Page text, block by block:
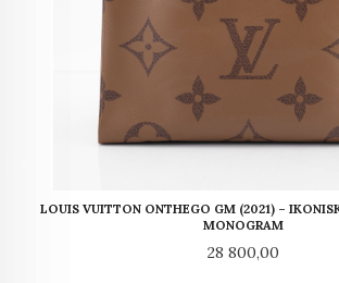
LOUIS VUITTON ONTHEGO GM (2021) –
MONOGRAM
Pris
28 800,00